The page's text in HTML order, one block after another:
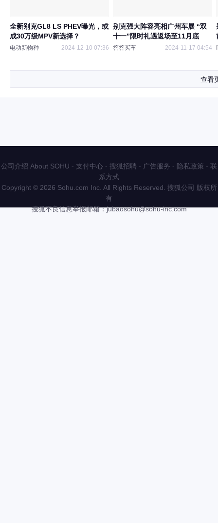
全新别克GL8 LS PHEV曝光，或
成30万级MPV新选择？
电动新物种 2024-12-10 07:36
别克强大阵容亮相广州车展 “双
十一”限时礼遇返场至11月底
答答买车 2024-11-17 04:54
查看
公司介绍 About SOHU - 支付中心 - 搜狐招聘 - 广告服务 - 隐私政策 - 联
系方式
Copyright © 2026 Sohu.com Inc. All Rights Reserved. 搜狐公司 版权所
有
搜狐不良信息举报邮箱：jubaosohu@sohu-inc.com